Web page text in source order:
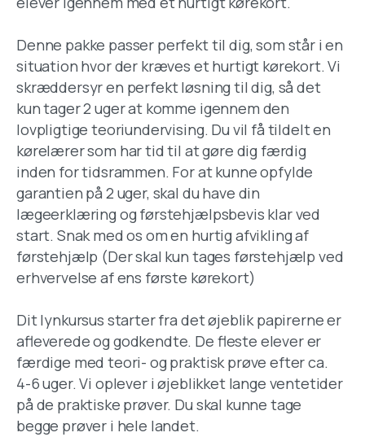
Denne pakke passer perfekt til dig, som står i en
situation hvor der kræves et hurtigt kørekort. Vi
skræddersyr en perfekt løsning til dig, så det
kun tager 2 uger at komme igennem den
lovpligtige teoriundervising. Du vil få tildelt en
kørelærer som har tid til at gøre dig færdig
inden for tidsrammen. For at kunne opfylde
garantien på 2 uger, skal du have din
lægeerklæring og førstehjælpsbevis klar ved
start. Snak med os om en hurtig afvikling af
førstehjælp (Der skal kun tages førstehjælp ved
erhvervelse af ens første kørekort)
Dit lynkursus starter fra det øjeblik papirerne er
afleverede og godkendte. De fleste elever er
færdige med teori- og praktisk prøve efter ca.
4-6 uger. Vi oplever i øjeblikket lange ventetider
på de praktiske prøver. Du skal kunne tage
begge prøver i hele landet.